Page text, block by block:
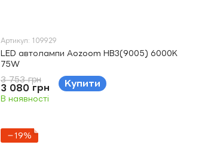
Артикул: 109929
LED автолампи Aozoom HB3(9005) 6000K
75W
3 753 грн
3 080 грн Купити
В наявності
−19%